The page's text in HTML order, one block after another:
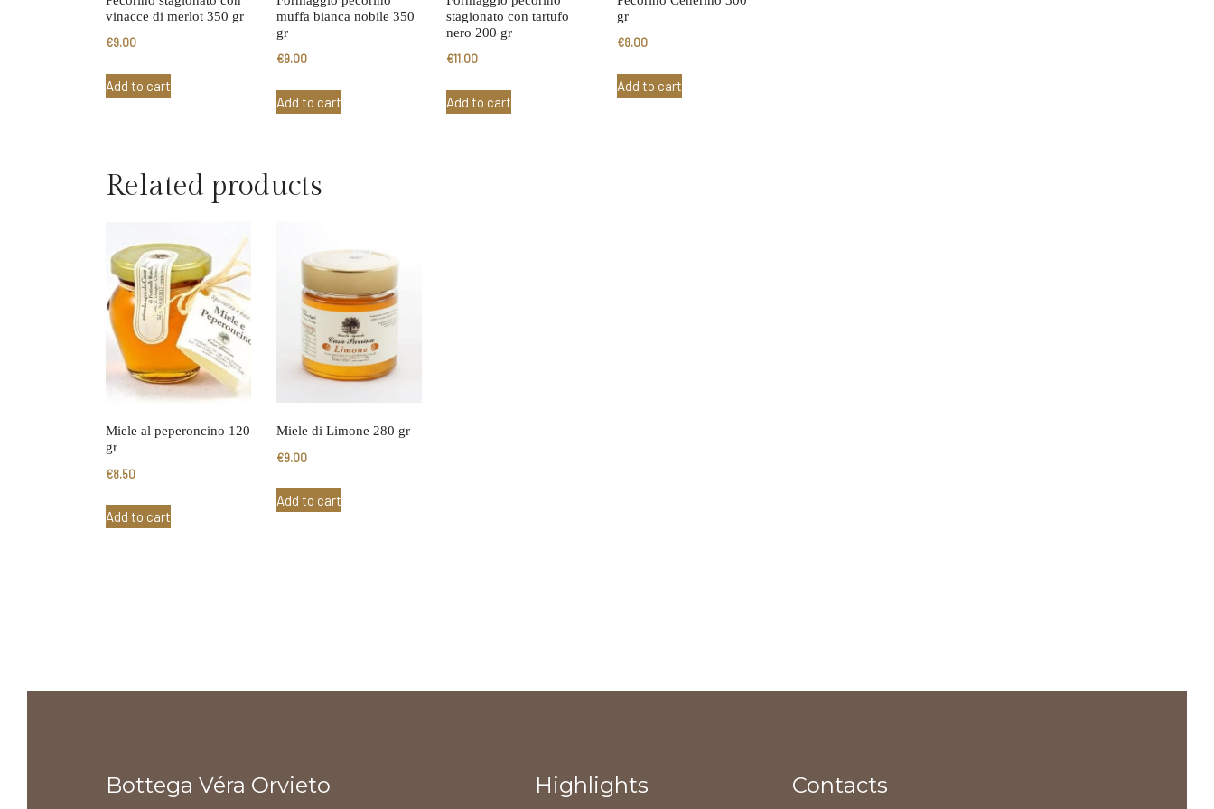
vinacce di merlot 350 gr
€9.00
Add to cart
muffa bianca nobile 350
gr
€9.00
Add to cart
stagionato con tartufo
nero 200 gr
€11.00
Add to cart
gr
€8.00
Add to cart
Related products
Miele al peperoncino 120
gr
€8.50
Add to cart
Miele di Limone 280 gr
€9.00
Add to cart
Bottega Véra Orvieto Highlights Contacts